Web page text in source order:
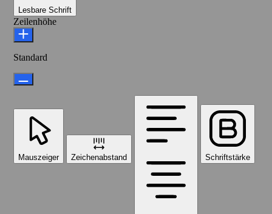
Lesbare Schrift
Zeilenhöhe
Standard
Mauszeiger Zeichenabstand Schriftstärke